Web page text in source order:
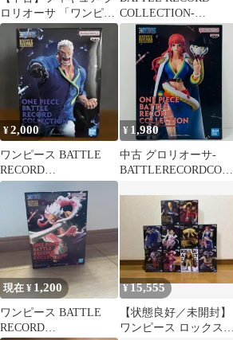
ロリオーサ 「ワンピー
ス」 BATTLE RECORD
COLLECTION-
GLORIOSA-
COLLECTION-
GLORIOSA- ワンピー
¥2,000
ワンピース BATTLE
RECORD
COLLECTION
¥ 1,980
中古 グロリオーサ-
BATTLERECORDCOLL
「ワンピース」
現在 ¥1,200
ワンピース BATTLE
RECORD
¥15,555
【状態良好／未開封】
ワンピース ロックス海